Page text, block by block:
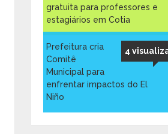
gratuita para professores e
estagiários em Cotia
4
Prefeitura cria
Comitê
Municipal para
enfrentar impactos do El
Niño